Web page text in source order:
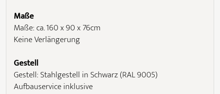
Maße
Maße: ca. 160 x 90 x 76cm
Keine Verlängerung
Gestell
Gestell: Stahlgestell in Schwarz (RAL 9005)
Aufbauservice inklusive